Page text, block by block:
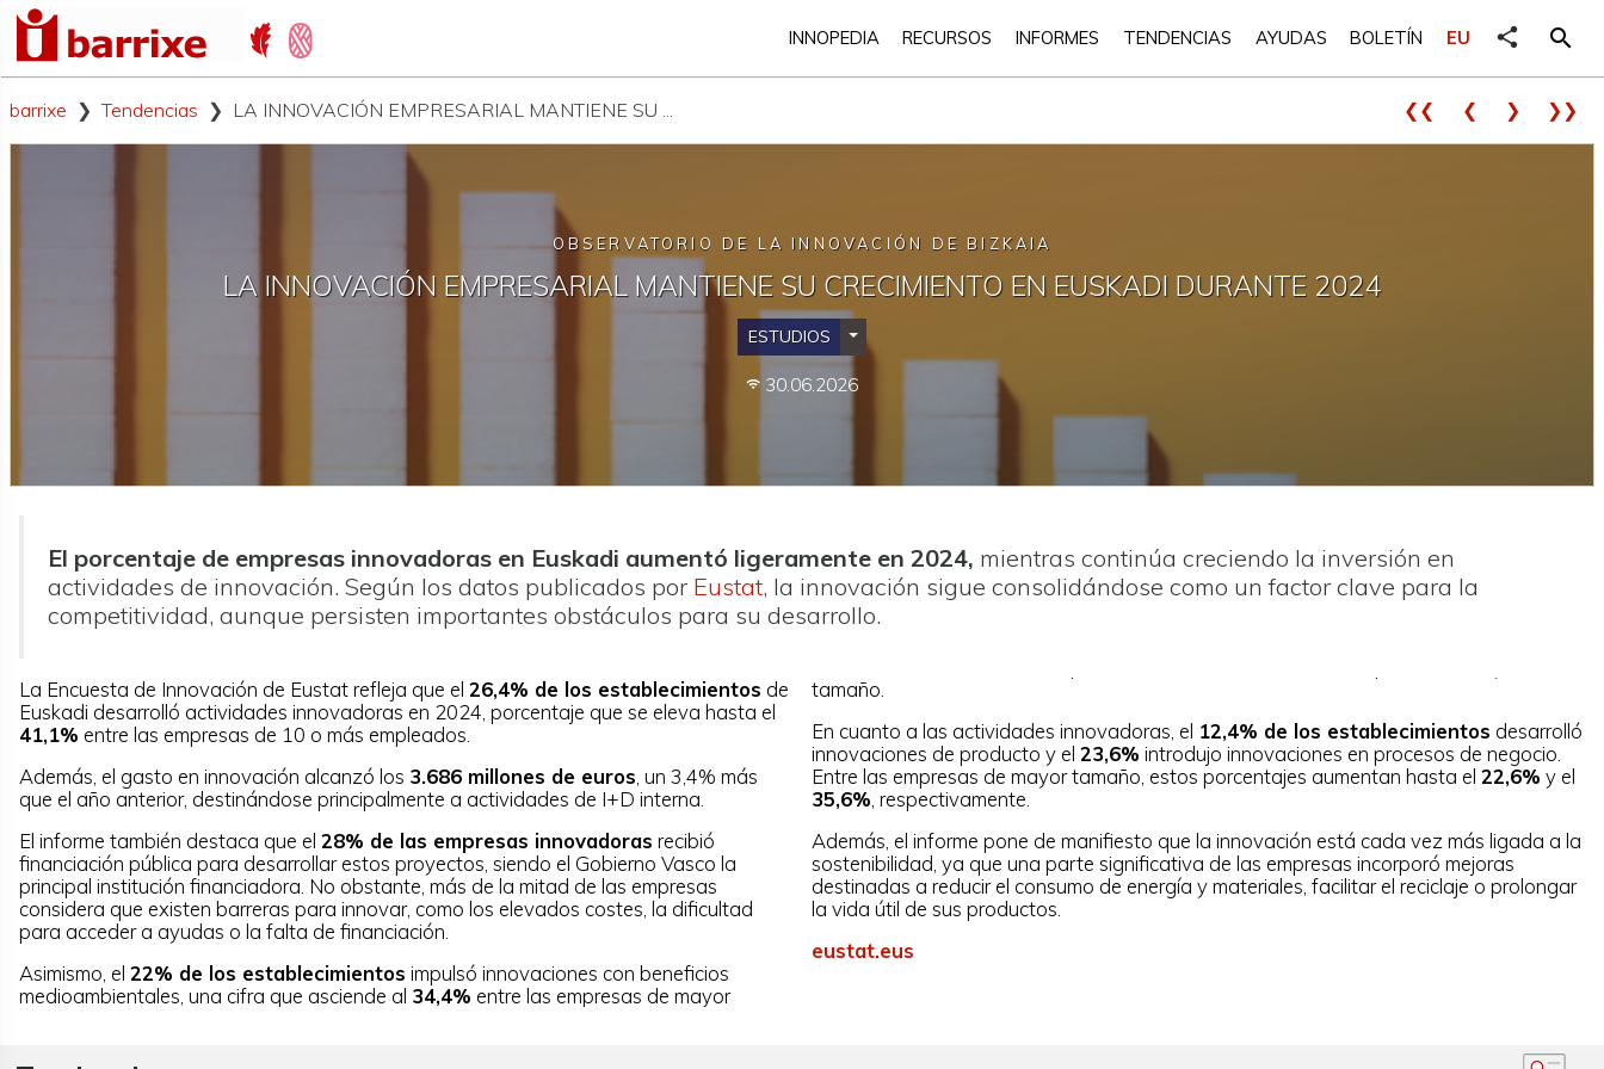
INNOPEDIA RECURSOS INFORMES TENDENCIAS AYUDAS BOLETÍN EU share search
barrixe Tendencias LA INNOVACIÓN EMPRESARIAL MANTIENE SU ... ❮❮ ❮ ❯ ❯❯
OBSERVATORIO DE LA INNOVACIÓN DE BIZKAIA
LA INNOVACIÓN EMPRESARIAL MANTIENE SU CRECIMIENTO EN EUSKADI DURANTE 2024
ESTUDIOS Desplegar Categorías
wifi 30.06.2026
El porcentaje de empresas innovadoras en Euskadi aumentó ligeramente en 2024, mientras continúa creciendo la inversión en
actividades de innovación. Según los datos publicados por Eustat, la innovación sigue consolidándose como un factor clave para la
competitividad, aunque persisten importantes obstáculos para su desarrollo.
La Encuesta de Innovación de Eustat refleja que el 26,4% de los establecimientos de
Euskadi desarrolló actividades innovadoras en 2024, porcentaje que se eleva hasta el
41,1% entre las empresas de 10 o más empleados.
Además, el gasto en innovación alcanzó los 3.686 millones de euros , un 3,4% más
que el año anterior, destinándose principalmente a actividades de I+D interna.
El informe también destaca que el 28% de las empresas innovadoras recibió
financiación pública para desarrollar estos proyectos, siendo el Gobierno Vasco la
principal institución financiadora. No obstante, más de la mitad de las empresas
considera que existen barreras para innovar, como los elevados costes, la dificultad
para acceder a ayudas o la falta de financiación.
Asimismo, el 22% de los establecimientos impulsó innovaciones con beneficios
medioambientales, una cifra que asciende al 34,4% entre las empresas de mayor
tamaño.
En cuanto a las actividades innovadoras, el 12,4% de los establecimientos desarrolló
innovaciones de producto y el 23,6% introdujo innovaciones en procesos de negocio.
Entre las empresas de mayor tamaño, estos porcentajes aumentan hasta el 22,6% y el
35,6% , respectivamente.
Además, el informe pone de manifiesto que la innovación está cada vez más ligada a la
sostenibilidad, ya que una parte significativa de las empresas incorporó mejoras
destinadas a reducir el consumo de energía y materiales, facilitar el reciclaje o prolongar
la vida útil de sus productos.
eustat.eus